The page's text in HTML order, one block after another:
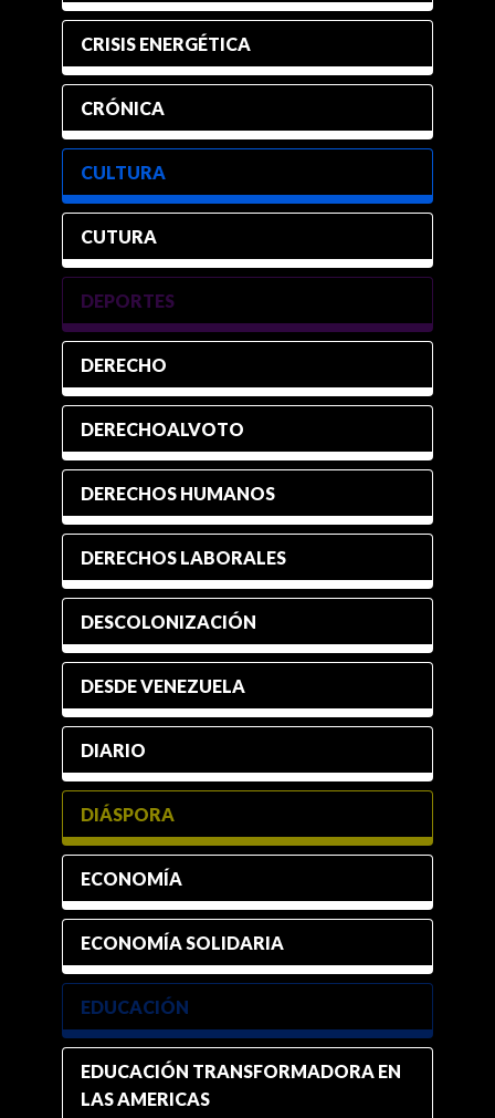
CRISIS ENERGÉTICA
CRÓNICA
CULTURA
CUTURA
DEPORTES
DERECHO
DERECHOALVOTO
DERECHOS HUMANOS
DERECHOS LABORALES
DESCOLONIZACIÓN
DESDE VENEZUELA
DIARIO
DIÁSPORA
ECONOMÍA
ECONOMÍA SOLIDARIA
EDUCACIÓN
EDUCACIÓN TRANSFORMADORA EN
LAS AMERICAS